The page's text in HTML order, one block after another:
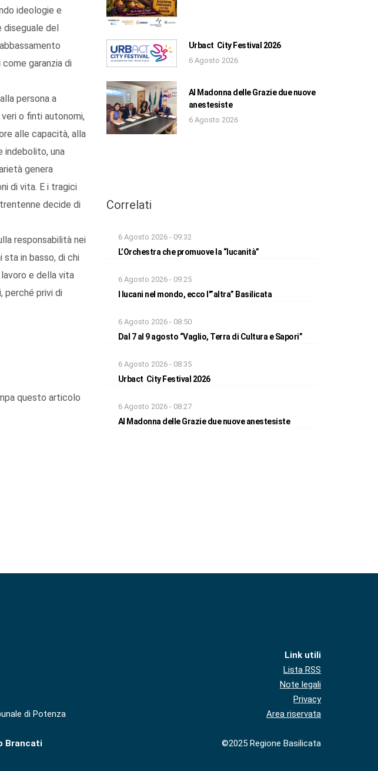
ideologie e
diseguale del
garanzia di
persona a
o finti autonomi,
alle capacità, alla
indebolito, una
genera
di vita. E i tragici
decide di
responsabilità nei
sta in basso, di chi
e della vita
perché privi di
questo articolo
Urbact City Festival 2026
6 Agosto 2026
Al Madonna delle Grazie due nuove
anestesiste
6 Agosto 2026
Correlati
6 Agosto 2026 - 09:32
L’Orchestra che promuove la “lucanità”
6 Agosto 2026 - 09:25
I lucani nel mondo, ecco l'”altra” Basilicata
6 Agosto 2026 - 08:50
Dal 7 al 9 agosto “Vaglio, Terra di Cultura e Sapori”
6 Agosto 2026 - 08:35
Urbact City Festival 2026
6 Agosto 2026 - 08:27
Al Madonna delle Grazie due nuove anestesiste
di Potenza
Brancati
Link utili
Lista RSS
Note legali
Privacy
Area riservata
©2025 Regione Basilicata